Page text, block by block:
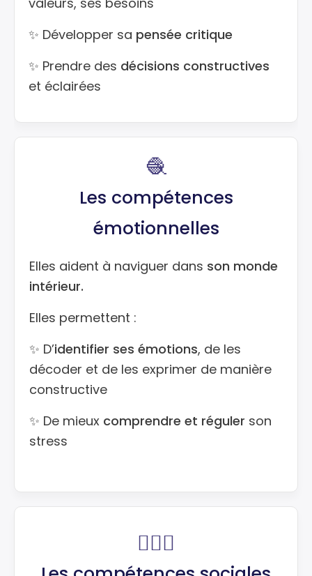
✨ Développer sa pensée critique
✨ Prendre des décisions constructives
et éclairées
🧶
Les compétences
émotionnelles
Elles aident à naviguer dans son monde
intérieur.
Elles permettent :
✨ D’identifier ses émotions, de les
décoder et de les exprimer de manière
constructive
✨ De mieux comprendre et réguler son
stress
🧘🏻‍♀️